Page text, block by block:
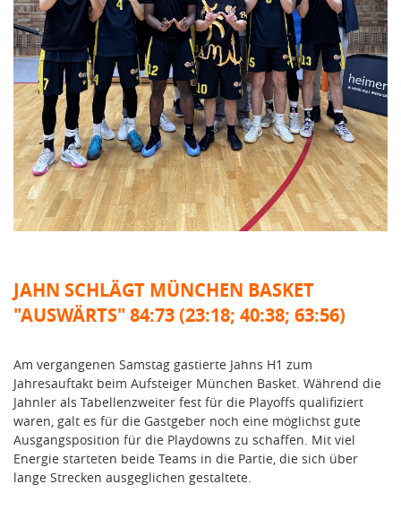
JAHN SCHLÄGT MÜNCHEN BASKET
"AUSWÄRTS" 84:73 (23:18; 40:38; 63:56)
Am vergangenen Samstag gastierte Jahns H1 zum
Jahresauftakt beim Aufsteiger München Basket. Während die
Jahnler als Tabellenzweiter fest für die Playoffs qualifiziert
waren, galt es für die Gastgeber noch eine möglichst gute
Ausgangsposition für die Playdowns zu schaffen. Mit viel
Energie starteten beide Teams in die Partie, die sich über
lange Strecken ausgeglichen gestaltete.